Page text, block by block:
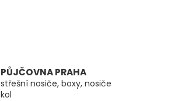
PŮJČOVNA PRAHA
střešní nosiče, boxy, nosiče
kol